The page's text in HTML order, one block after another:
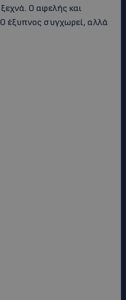
Ο αφελής και
έξυπνος συγχωρεί, αλλά